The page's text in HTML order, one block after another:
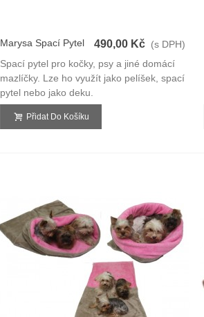
Marysa Spací Pytel
490,00 Kč (s DPH)
Spací pytel pro kočky, psy a jiné domácí
mazlíčky. Lze ho využít jako pelíšek, spací
pytel nebo jako deku.
Přidat Do Košíku